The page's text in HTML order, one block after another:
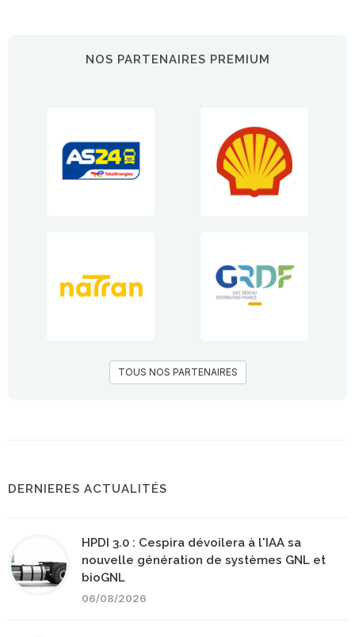
NOS PARTENAIRES PREMIUM
TOUS NOS PARTENAIRES
DERNIERES ACTUALITÉS
HPDI 3.0 : Cespira dévoilera à l'IAA sa
nouvelle génération de systèmes GNL et
bioGNL
06/08/2026